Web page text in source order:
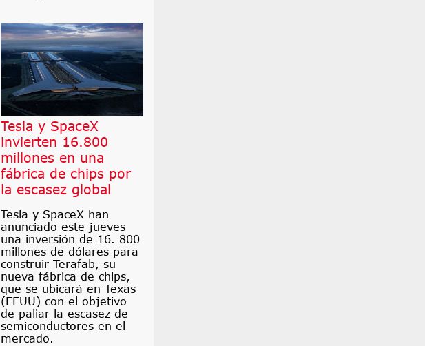
Tesla y SpaceX
invierten 16.800
millones en una
fábrica de chips por
la escasez global
Tesla y SpaceX han
anunciado este jueves
una inversión de 16. 800
millones de dólares para
construir Terafab, su
nueva fábrica de chips,
que se ubicará en Texas
(EEUU) con el objetivo
de paliar la escasez de
semiconductores en el
mercado.